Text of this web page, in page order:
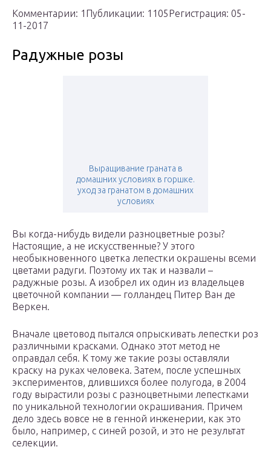
Комментарии: 1Публикации: 1105Регистрация: 05-
11-2017
Радужные розы
Выращивание граната в
домашних условиях в горшке.
уход за гранатом в домашних
условиях
Вы когда-нибудь видели разноцветные розы?
Настоящие, а не искусственные? У этого
необыкновенного цветка лепестки окрашены всеми
цветами радуги. Поэтому их так и назвали –
радужные розы. А изобрел их один из владельцев
цветочной компании — голландец Питер Ван де
Веркен.
Вначале цветовод пытался опрыскивать лепестки роз
различными красками. Однако этот метод не
оправдал себя. К тому же такие розы оставляли
краску на руках человека. Затем, после успешных
экспериментов, длившихся более полугода, в 2004
году вырастили розы с разноцветными лепестками
по уникальной технологии окрашивания. Причем
дело здесь вовсе не в генной инженерии, как это
было, например, с синей розой, и это не результат
селекции.